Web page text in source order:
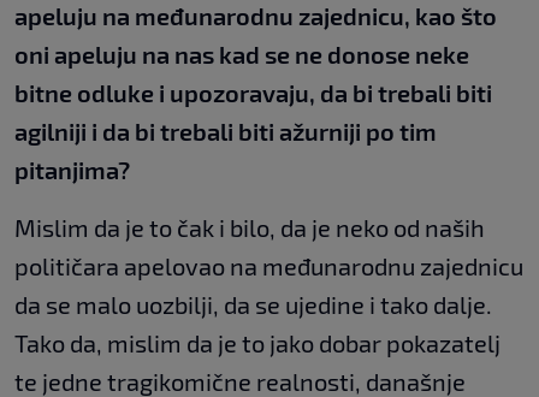
apeluju na međunarodnu zajednicu, kao što
oni apeluju na nas kad se ne donose neke
bitne odluke i upozoravaju, da bi trebali biti
agilniji i da bi trebali biti ažurniji po tim
pitanjima?
Mislim da je to čak i bilo, da je neko od naših
političara apelovao na međunarodnu zajednicu
da se malo uozbilji, da se ujedine i tako dalje.
Tako da, mislim da je to jako dobar pokazatelj
te jedne tragikomične realnosti, današnje